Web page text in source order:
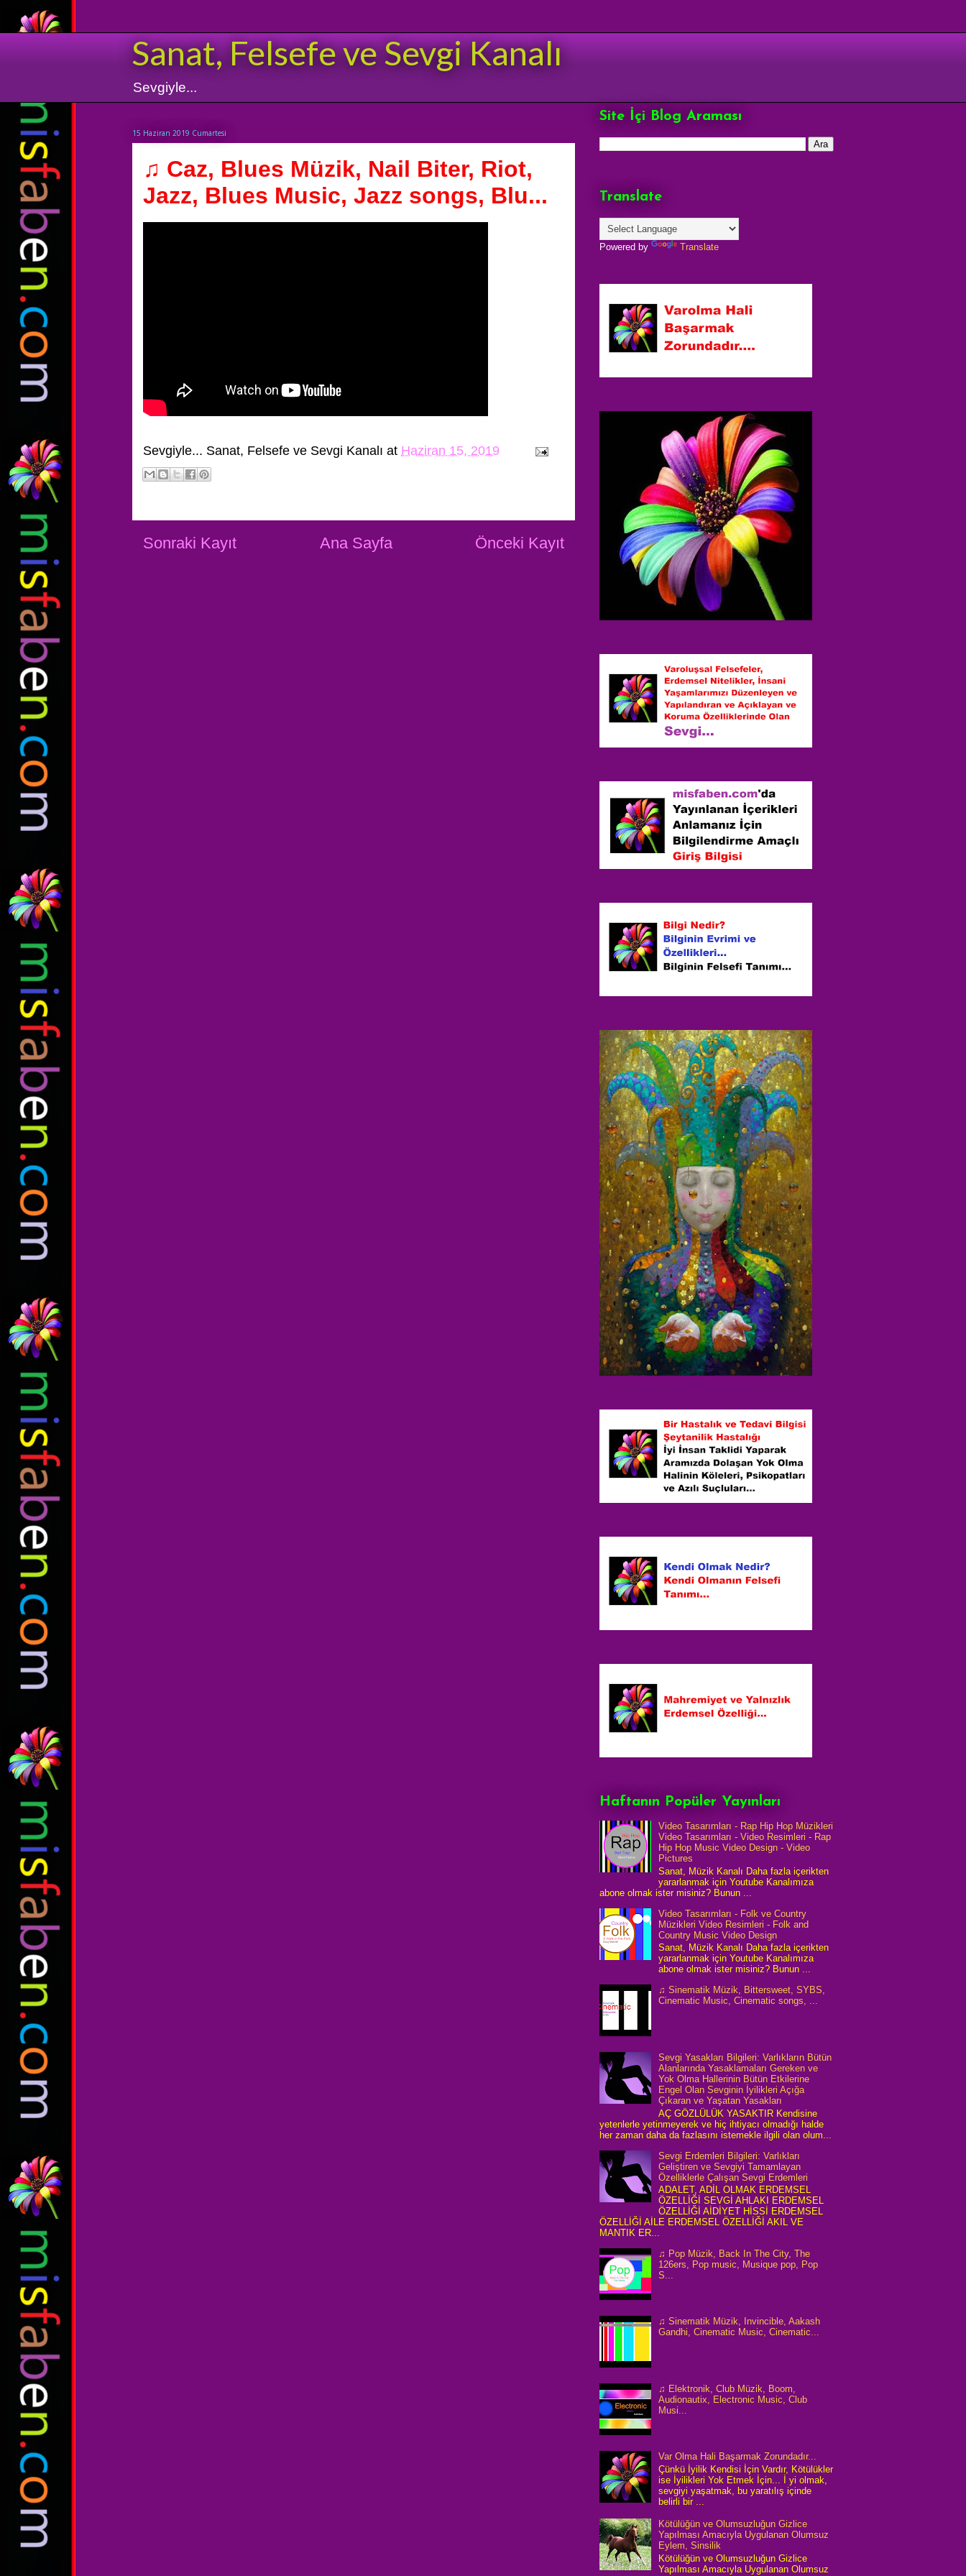
Sanat, Felsefe ve Sevgi Kanalı
Sevgiyle...
15 Haziran 2019 Cumartesi
♫ Caz, Blues Müzik, Nail Biter, Riot,
Jazz, Blues Music, Jazz songs, Blu...
Sevgiyle... Sanat, Felsefe ve Sevgi Kanalı at Haziran 15, 2019
Sonraki Kayıt Önceki Kayıt
Ana Sayfa
Site İçi Blog Araması
Translate
Powered by Translate
Haftanın Popüler Yayınları
Video Tasarımları - Rap Hip Hop Müzikleri
Video Tasarımları - Video Resimleri - Rap
Hip Hop Music Video Design - Video
Pictures
Sanat, Müzik Kanalı Daha fazla içerikten
yararlanmak için Youtube Kanalımıza
abone olmak ister misiniz? Bunun ...
Video Tasarımları - Folk ve Country
Müzikleri Video Resimleri - Folk and
Country Music Video Design
Sanat, Müzik Kanalı Daha fazla içerikten
yararlanmak için Youtube Kanalımıza
abone olmak ister misiniz? Bunun ...
♫ Sinematik Müzik, Bittersweet, SYBS,
Cinematic Music, Cinematic songs, ...
Sevgi Yasakları Bilgileri: Varlıkların Bütün
Alanlarında Yasaklamaları Gereken ve
Yok Olma Hallerinin Bütün Etkilerine
Engel Olan Sevginin İyilikleri Açığa
Çıkaran ve Yaşatan Yasakları
AÇ GÖZLÜLÜK YASAKTIR Kendisine
yetenlerle yetinmeyerek ve hiç ihtiyacı olmadığı halde
her zaman daha da fazlasını istemekle ilgili olan olum...
Sevgi Erdemleri Bilgileri: Varlıkları
Geliştiren ve Sevgiyi Tamamlayan
Özelliklerle Çalışan Sevgi Erdemleri
ADALET, ADİL OLMAK ERDEMSEL
ÖZELLİĞİ SEVGİ AHLAKI ERDEMSEL
ÖZELLİĞİ AİDİYET HİSSİ ERDEMSEL
ÖZELLİĞİ AİLE ERDEMSEL ÖZELLİĞİ AKIL VE
MANTIK ER...
♫ Pop Müzik, Back In The City, The
126ers, Pop music, Musique pop, Pop
S...
♫ Sinematik Müzik, Invincible, Aakash
Gandhi, Cinematic Music, Cinematic...
♫ Elektronik, Club Müzik, Boom,
Audionautix, Electronic Music, Club
Musi...
Var Olma Hali Başarmak Zorundadır...
Çünkü İyilik Kendisi İçin Vardır, Kötülükler
ise İyilikleri Yok Etmek İçin... İ yi olmak,
sevgiyi yaşatmak, bu yaratılış içinde
belirli bir ...
Kötülüğün ve Olumsuzluğun Gizlice
Yapılması Amacıyla Uygulanan Olumsuz
Eylem, Sinsilik
Kötülüğün ve Olumsuzluğun Gizlice
Yapılması Amacıyla Uygulanan Olumsuz